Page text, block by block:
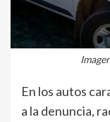
En los autos
a la denuncia,